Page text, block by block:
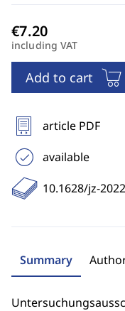
including VAT
Add to cart
article PDF
available
10.1628/jz-
Summary